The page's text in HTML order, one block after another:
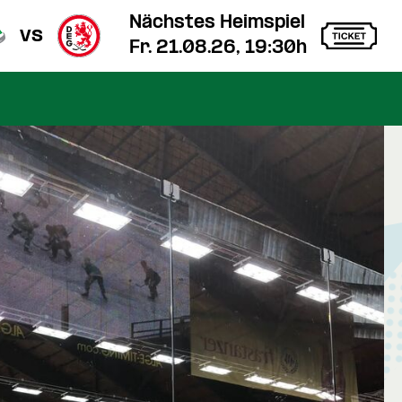
vs
Nächstes Heimspiel
Fr. 21.08.26, 19:30h